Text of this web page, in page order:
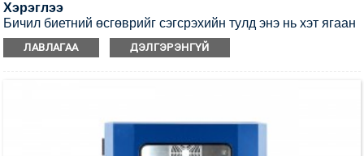
Хэрэглээ
Бичил биетний өсгөврийг сэгсрэхийн тулд энэ нь хэт ягаан
туяагаар ариутгах боломжтой инкубаторын сэгсрэгч юм.
ЛАВЛАГАА ДЭЛГЭРЭНГҮЙ